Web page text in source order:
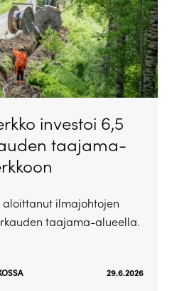
investoi 6,5
taajama-
aloittanut ilmajohtojen
taajama-alueella.
29.6.2026